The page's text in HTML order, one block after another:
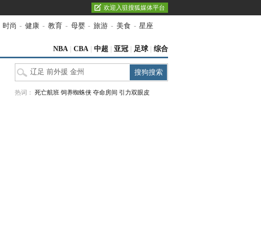
欢迎入驻搜狐媒体平台
时尚 - 健康 - 教育 - 母婴 - 旅游 - 美食 - 星座
NBA CBA 中超 亚冠 足球 综合
热词： 死亡航班 饲养蜘蛛侠 夺命房间 引力双眼皮